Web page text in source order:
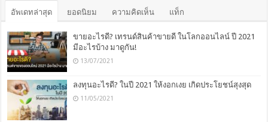
อัพเดทล่าสุด ยอดนิยม ความคิดเห็น แท็ก
ขายอะไรดี? เทรนด์สินค้าขายดี ในโลกออนไลน์ ปี 2021
มีอะไรบ้าง มาดูกัน!
13/07/2021
ลงทุนอะไรดี? ในปี 2021 ให้งอกเงย เกิดประโยชน์สุงสุด
11/05/2021